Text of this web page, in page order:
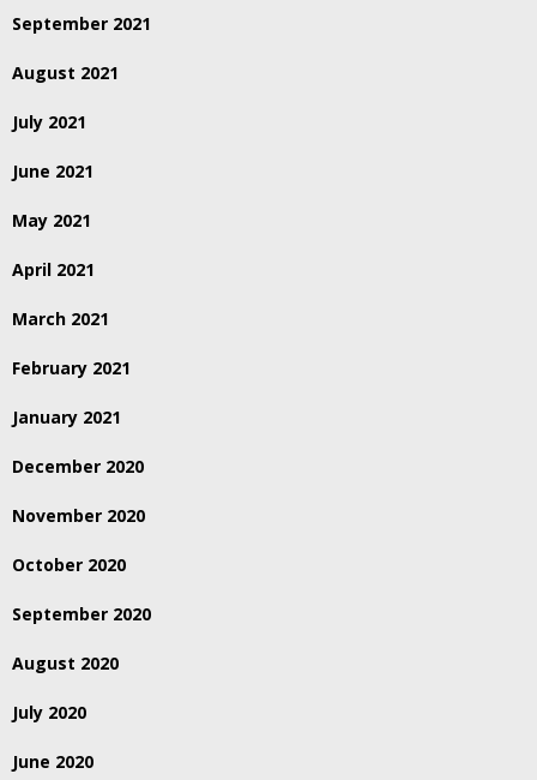
September 2021
August 2021
July 2021
June 2021
May 2021
April 2021
March 2021
February 2021
January 2021
December 2020
November 2020
October 2020
September 2020
August 2020
July 2020
June 2020